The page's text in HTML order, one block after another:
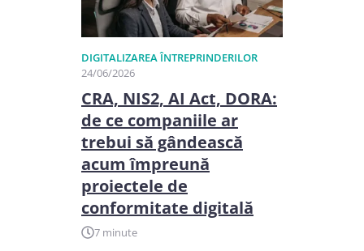
DIGITALIZAREA ÎNTREPRINDERILOR
24/06/2026
CRA, NIS2, AI Act, DORA:
de ce companiile ar
trebui să gândească
acum împreună
proiectele de
conformitate digitală
7 minute